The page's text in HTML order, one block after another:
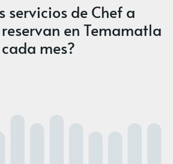
servicios de Chef a
en Temamatla
cada mes?